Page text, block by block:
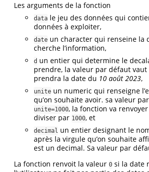
Les arguments de la fonction
data le jeu des données qui
données à exploiter,
date un character qui renseine la
cherche l’information,
d un entier qui determine le
prendre, la valeur par défaut vaut
prendra la date du 10 août 2023,
unite un numeric qui renseigne
qu’on souhaite avoir. sa valeur
unite=1000, la fonction va
diviser par 1000, et
decimal un entier designant le
après la virgule qu’on souhaite
est un decimal. Sa valeur par
La fonction renvoit la valeur 0 si la date